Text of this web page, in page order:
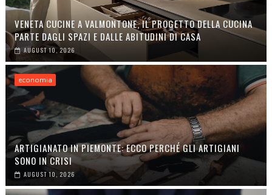
VENETA CUCINE A VALMONTONE, IL PROGETTO DELLA CUCINA
PARTE DAGLI SPAZI E DALLE ABITUDINI DI CASA
AUGUST 10, 2026
economia
ARTIGIANATO IN PIEMONTE: ECCO PERCHÉ GLI ARTIGIANI
SONO IN CRISI
AUGUST 10, 2026